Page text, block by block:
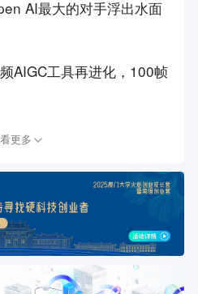
AI最大的对手浮出水面
AIGC工具再进化，100帧
更多